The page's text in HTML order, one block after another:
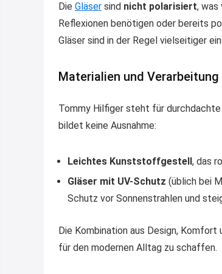
Die Gläser sind nicht polarisiert, was
Reflexionen benötigen oder bereits
Gläser sind in der Regel vielseitiger
Materialien und Verarbeitung
Tommy Hilfiger steht für
bildet keine Ausnahme:
Leichtes Kunststoffgestell , das
Gläser mit UV-Schutz (üblich bei
Schutz vor Sonnenstrahlen und
Die Kombination aus Design,
für den modernen Alltag zu schaffen.